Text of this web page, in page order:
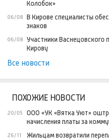
Колобок»
06/08 В Кирове специалисты
знаков
06/08 Участники Васнецовского
Кирову
Все новости
ПОХОЖИЕ НОВОСТИ
20/05
ООО «УК «Вятка Уют»
начисления платы за
26/11 Жильцам возвратили